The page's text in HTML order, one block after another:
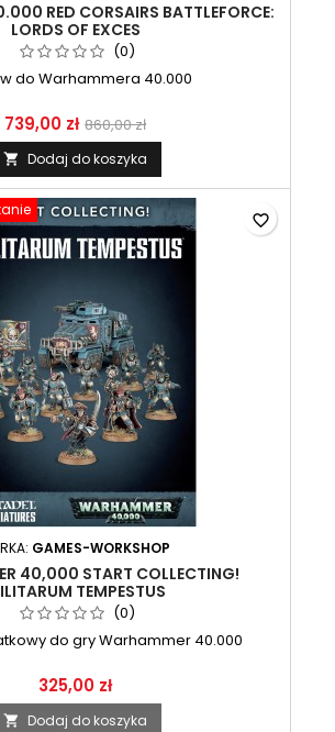
RED CORSAIRS BATTLEFORCE:
LORDS OF EXCES
(0)
do Warhammera 40.000
739,00 zł 860,00 zł
 Dodaj do koszyka
GAMES-WORKSHOP
40,000 START COLLECTING!
TEMPESTUS
(0)
do gry Warhammer 40.000
325,00 zł
 Dodaj do koszyka
favorite_border